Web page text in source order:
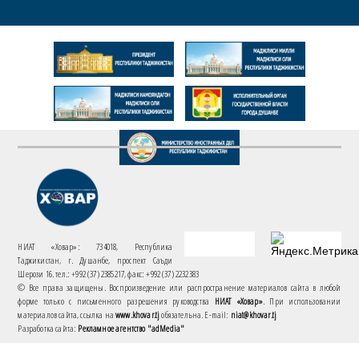
НИАТ «Ховар»: 734018, Республика
Таджикистан, г. Душанбе, проспект Саъди
Шерози 16. тел.: +992 (37) 2385217, факс: +992 (37) 2232383
© Все права защищены. Воспроизведение или распространение материалов сайта в любой
форме только с письменного разрешения руководства НИАТ «Ховар». При использовании
материалов сайта, ссылка наwww.khovar.tjобязательна. E-mail: niat@khovar.tj
Разработка сайта: Рекламное агентство "adMedia"